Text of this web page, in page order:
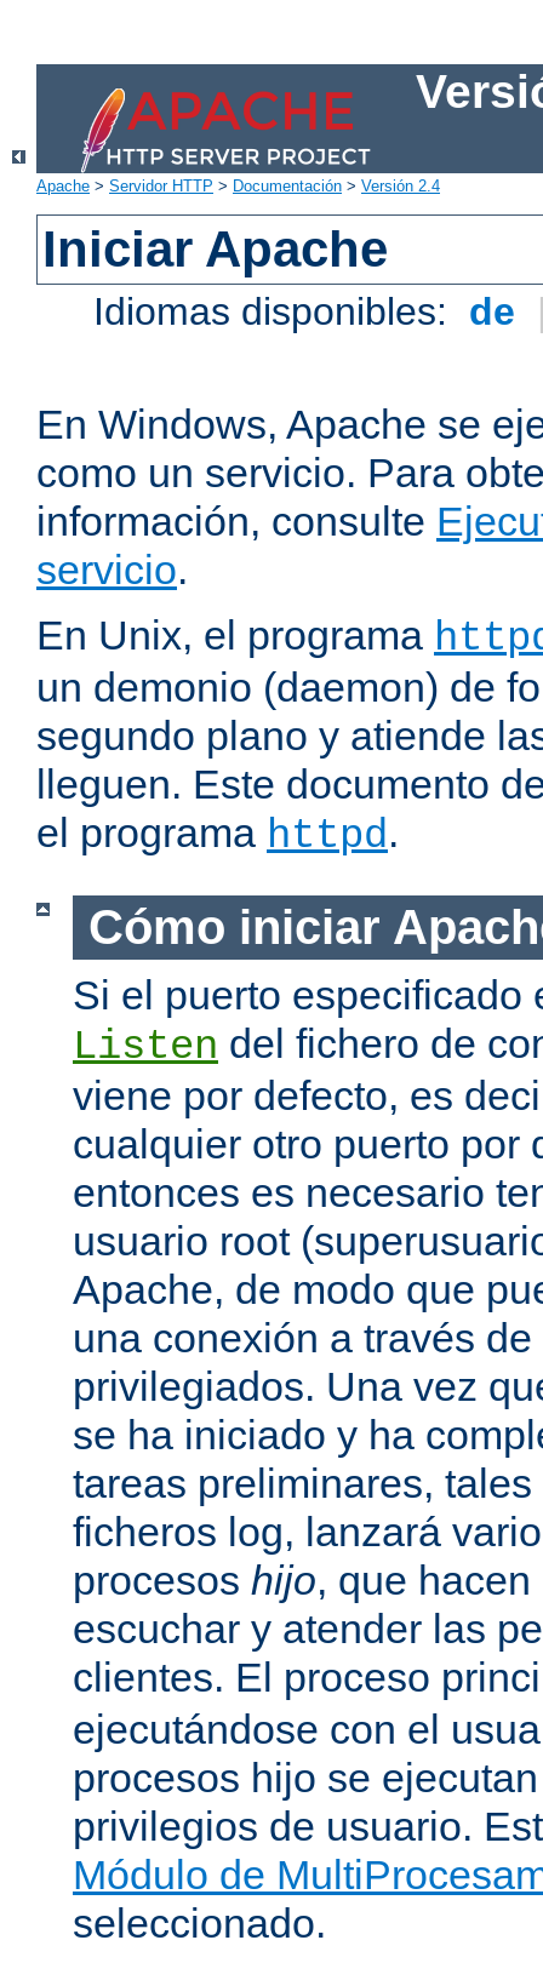
Apache > Servidor HTTP > Documentación > Versión 2.4
Iniciar Apache
Idiomas disponibles: de
En Windows, Apache se
como un servicio. Para
información, consulte
servicio.
En Unix, el programa
un demonio (daemon) de
segundo plano y atiende
lleguen. Este documento
el programa httpd.
Cómo iniciar
Si el puerto especificado
Listen del fichero de
viene por defecto, es
cualquier otro puerto por
entonces es necesario
usuario root
Apache, de modo que
una conexión a través
privilegiados. Una vez
se ha iniciado y ha
tareas preliminares,
ficheros log, lanzará
procesos hijo, que
escuchar y atender las
clientes. El proceso
ejecutándose con el
procesos hijo se
privilegios de usuario.
Módulo de
seleccionado.